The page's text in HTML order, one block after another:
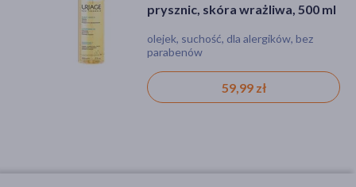
prysznic, skóra wrażliwa, 500 ml
olejek, suchość, dla alergików, bez
parabenów
59,99 zł
mycia 3w1, 200 ml
pianka, suchość, nadwrażliwość, azs
(atopowe zapalenie skóry), dla
hipoalergiczna, pianka z owsem
24,79 zł